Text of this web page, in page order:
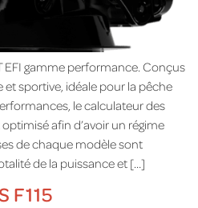
EFI gamme performance. Conçus
sportive, idéale pour la pêche
le calculateur des
afin d’avoir un régime
de chaque modèle sont
de la puissance et […]
F115